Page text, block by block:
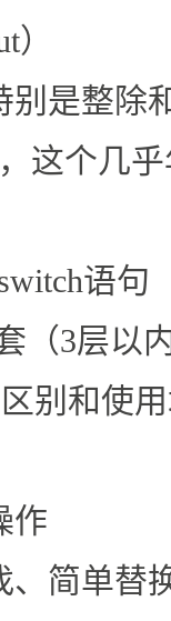
别是整除
这个几
语句
（3层以
别和使
作
、简单替